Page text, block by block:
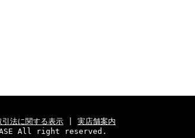
引法に関する表示
実店舗案内
All right reserved.